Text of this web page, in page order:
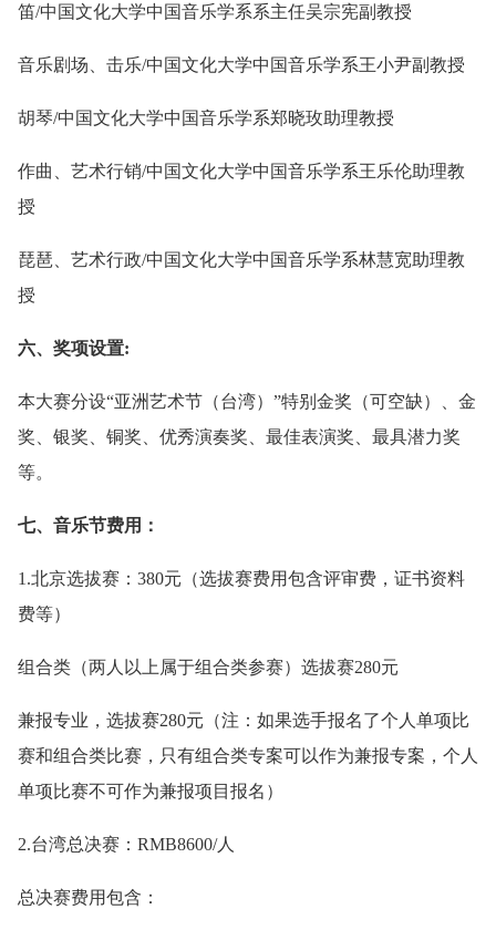
笛/中国文化大学中国音乐学系系主任吴宗宪副教授
音乐剧场、击乐/中国文化大学中国音乐学系王小尹副教授
胡琴/中国文化大学中国音乐学系郑晓玫助理教授
作曲、艺术行销/中国文化大学中国音乐学系王乐伦助理教
授
琵琶、艺术行政/中国文化大学中国音乐学系林慧宽助理教
授
六、奖项设置:
本大赛分设“亚洲艺术节（台湾）”特别金奖（可空缺）、金
奖、银奖、铜奖、优秀演奏奖、最佳表演奖、最具潜力奖
等。
七、音乐节费用：
1.北京选拔赛：380元（选拔赛费用包含评审费，证书资料
费等）
组合类（两人以上属于组合类参赛）选拔赛280元
兼报专业，选拔赛280元（注：如果选手报名了个人单项比
赛和组合类比赛，只有组合类专案可以作为兼报专案，个人
单项比赛不可作为兼报项目报名）
2.台湾总决赛：RMB8600/人
总决赛费用包含：